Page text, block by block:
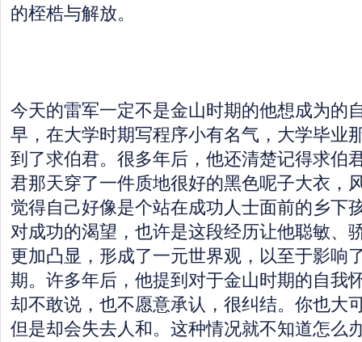
的桎梏与解放。
今天的雷军一定不是金山时期的他想成为的
早，在大学时期写程序小有名气，大学毕业
到了求伯君。很多年后，他还清楚记得求伯
君那天穿了一件质地很好的黑色呢子大衣，
觉得自己好像是个站在成功人士面前的乡下
对成功的渴望，也许是这段经历让他聪敏、
更加凸显，形成了一元世界观，以至于影响
期。许多年后，他提到对于金山时期的自我
却不敢说，也不愿意承认，很纠结。你也大
但是却会失去人和。这种情况就不知道怎么